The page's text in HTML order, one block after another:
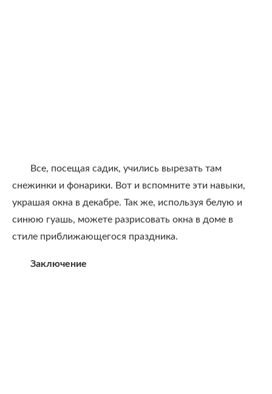
Все, посещая садик, учились вырезать там
снежинки и фонарики. Вот и вспомните эти навыки,
украшая окна в декабре. Так же, используя белую и
синюю гуашь, можете разрисовать окна в доме в
стиле приближающегося праздника.
Заключение